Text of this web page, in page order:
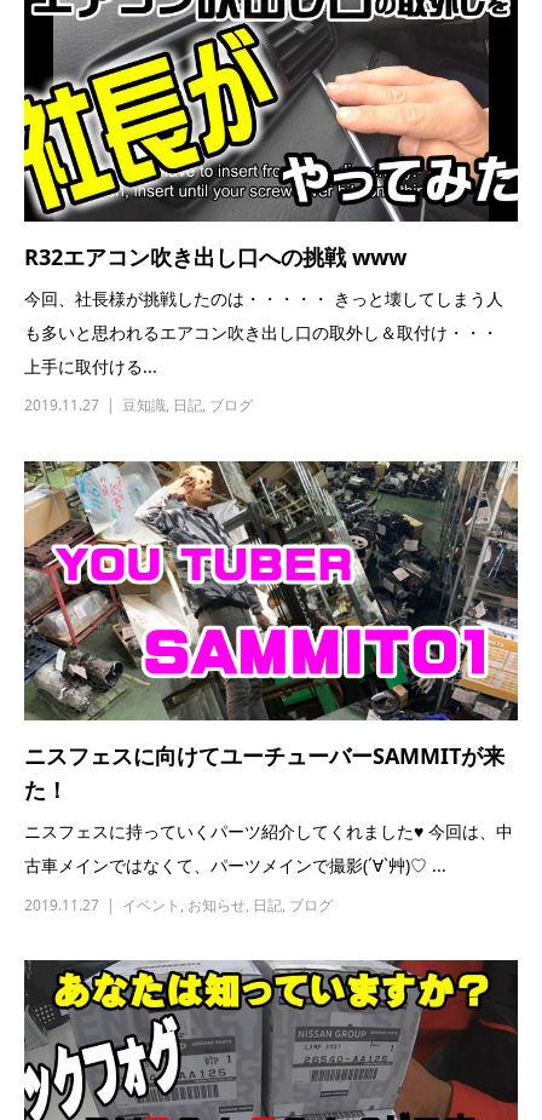
R32エアコン吹き出し口への挑戦 www
今回、社長様が挑戦したのは・・・・・ きっと壊してしまう人
も多いと思われるエアコン吹き出し口の取外し＆取付け・・・
上手に取付ける...
2019.11.27 豆知識, 日記, ブログ
ニスフェスに向けてユーチューバーSAMMITが来
た！
ニスフェスに持っていくパーツ紹介してくれました♥ 今回は、中
古車メインではなくて、パーツメインで撮影(´∀`艸)♡ ...
2019.11.27 イベント , お知らせ, 日記, ブログ